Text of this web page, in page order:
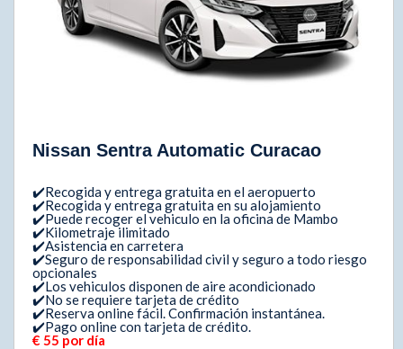
Nissan Sentra Automatic Curacao
✔️Recogida y entrega gratuita en el aeropuerto
✔️Recogida y entrega gratuita en su alojamiento
✔️Puede recoger el vehiculo en la oficina de Mambo
✔️Kilometraje ilimitado
✔️Asistencia en carretera
✔️Seguro de responsabilidad civil y seguro a todo riesgo
opcionales
✔️Los vehiculos disponen de aire acondicionado
✔️No se requiere tarjeta de crédito
✔️Reserva online fácil. Confirmación instantánea.
✔️Pago online con tarjeta de crédito.
€ 55 por día